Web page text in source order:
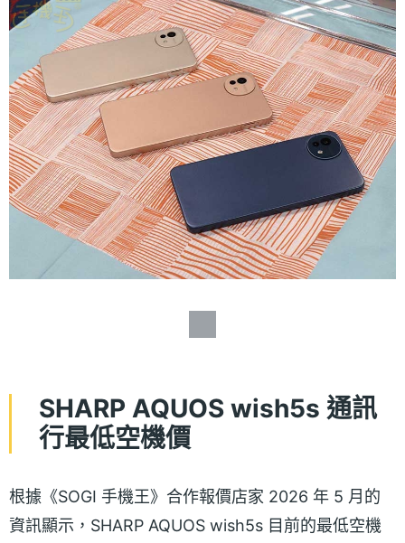
SHARP AQUOS wish5s 通訊
行最低空機價
根據《SOGI 手機王》合作報價店家 2026 年 5 月的
資訊顯示，SHARP AQUOS wish5s 目前的最低空機